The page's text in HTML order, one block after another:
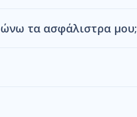
τα ασφάλιστρα μου;